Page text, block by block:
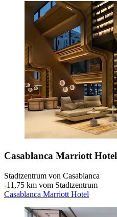
Casablanca Marriott Hotel
Stadtzentrum von Casablanca
‐11,75 km vom Stadtzentrum
Casablanca Marriott Hotel